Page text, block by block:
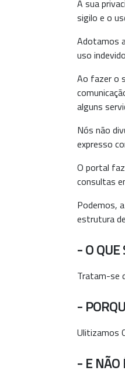
A sua
sigilo e o
Adotamos
uso
Ao fazer o
alguns
Nós não
expresso
O portal
consultas
Podemos,
estrutura
- O QUE
Tratam-se
-
Ulitizamos
- E NÃO